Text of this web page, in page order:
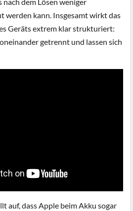
dem Lösen weniger
werden kann. Insgesamt wirkt das
Geräts extrem klar strukturiert:
getrennt und lassen sich
auf, dass Apple beim Akku sogar